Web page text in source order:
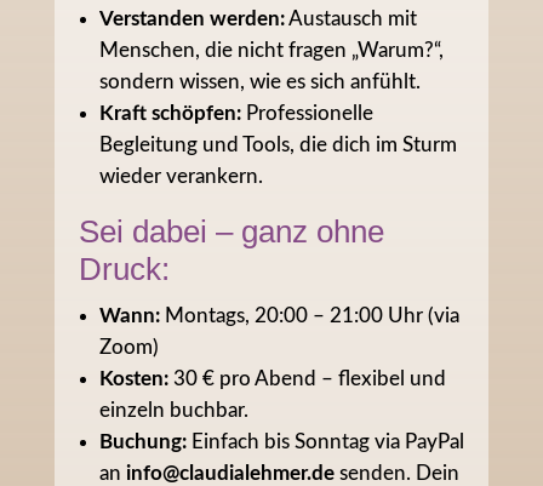
Verstanden werden:Austausch mit
Menschen, die nicht fragen „Warum?“,
sondern wissen, wie es sich anfühlt.
Kraft schöpfen:Professionelle
Begleitung und Tools, die dich im Sturm
wieder verankern.
Sei dabei – ganz ohne
Druck:
Wann:Montags, 20:00 – 21:00 Uhr (via
Zoom)
Kosten:30 € pro Abend – flexibel und
einzeln buchbar.
Buchung:Einfach bis Sonntag via PayPal
an info@claudialehmer.desenden. Dein